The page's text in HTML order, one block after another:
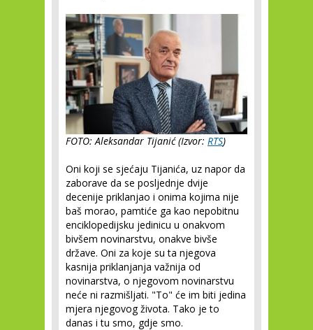
FOTO: Aleksandar Tijanić (Izvor: RTS)
Oni koji se sjećaju Tijanića, uz napor da
zaborave da se posljednje dvije
decenije priklanjao i onima kojima nije
baš morao, pamtiće ga kao nepobitnu
enciklopedijsku jedinicu u onakvom
bivšem novinarstvu, onakve bivše
države. Oni za koje su ta njegova
kasnija priklanjanja važnija od
novinarstva, o njegovom novinarstvu
neće ni razmišljati. "To" će im biti jedina
mjera njegovog života. Tako je to
danas i tu smo, gdje smo.